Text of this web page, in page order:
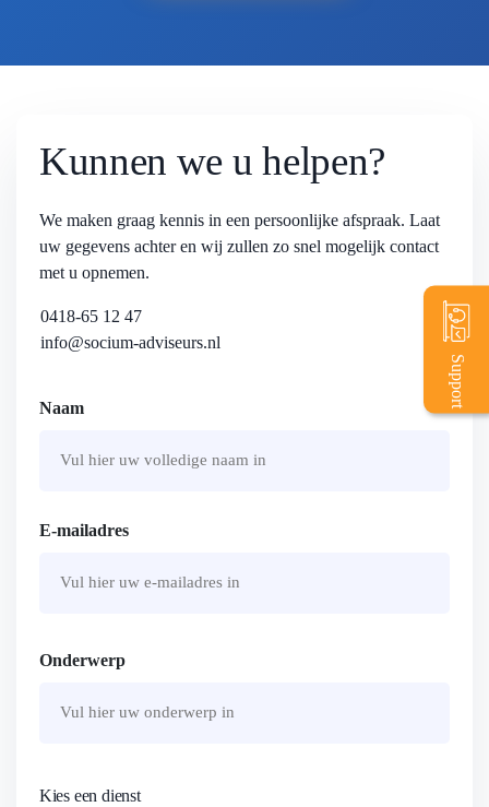
Support
Kunnen we u helpen?
We maken graag kennis in een persoonlijke afspraak. Laat
uw gegevens achter en wij zullen zo snel mogelijk contact
met u opnemen.
0418-65 12 47
info@socium-adviseurs.nl
Naam
E-mailadres
Onderwerp
Kies een dienst